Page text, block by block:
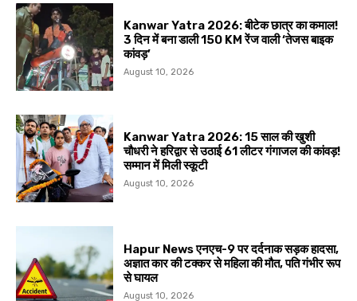
Kanwar Yatra 2026: बीटेक छात्र का कमाल!
3 दिन में बना डाली 150 KM रेंज वाली ‘तेजस बाइक
कांवड़’
August 10, 2026
Kanwar Yatra 2026: 15 साल की खुशी
चौधरी ने हरिद्वार से उठाई 61 लीटर गंगाजल की कांवड़!
सम्मान में मिली स्कूटी
August 10, 2026
Hapur News एनएच-9 पर दर्दनाक सड़क हादसा,
अज्ञात कार की टक्कर से महिला की मौत, पति गंभीर रूप
से घायल
August 10, 2026